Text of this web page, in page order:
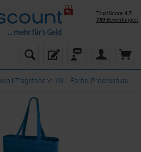
Tragetasche 13L - Farbe: Processblau